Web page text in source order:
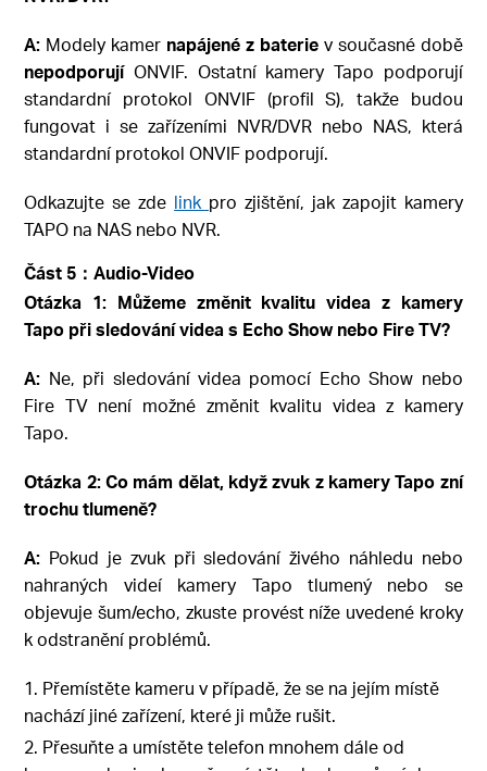
A: Modely kamer napájené z bateriev současné době
nepodporujíONVIF. Ostatní kamery Tapo podporují
standardní protokol ONVIF (profil S), takže budou
fungovat i se zařízeními NVR/DVR nebo NAS, která
standardní protokol ONVIF podporují.
Odkazujte se zde link pro zjištění, jak zapojit kamery
TAPO na NAS nebo NVR.
Část 5：Audio-Video
Otázka 1: Můžeme změnit kvalitu videa z kamery
Tapo při sledování videa s Echo Show nebo Fire TV?
A: Ne, při sledování videa pomocí Echo Show nebo
Fire TV není možné změnit kvalitu videa z kamery
Tapo.
Otázka 2: Co mám dělat, když zvuk z kamery Tapo zní
trochu tlumeně?
A: Pokud je zvuk při sledování živého náhledu nebo
nahraných videí kamery Tapo tlumený nebo se
objevuje šum/echo, zkuste provést níže uvedené kroky
k odstranění problémů.
1. Přemístěte kameru v případě, že se na jejím místě
nachází jiné zařízení, které ji může rušit.
2. Přesuňte a umístěte telefon mnohem dále od